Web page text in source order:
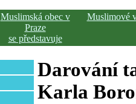
Muslimská obec v
Praze
se představuje
Muslimové
Darování
Karla